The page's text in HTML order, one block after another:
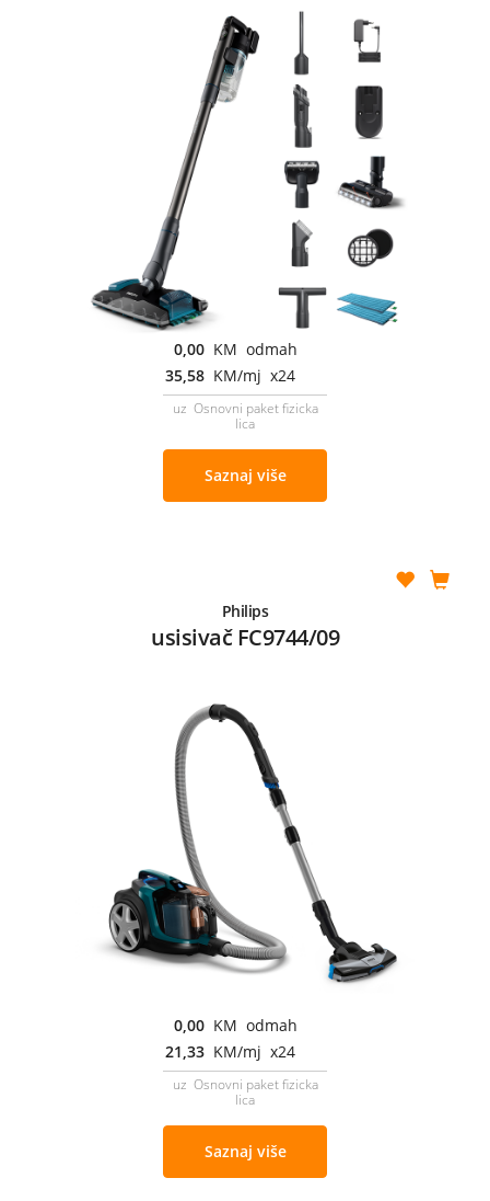
0,00 KM odmah
35,58 KM/mj x24
uz Osnovni paket fizicka
lica
Saznaj više
Philips
usisivač FC9744/09
0,00 KM odmah
21,33 KM/mj x24
uz Osnovni paket fizicka
lica
Saznaj više